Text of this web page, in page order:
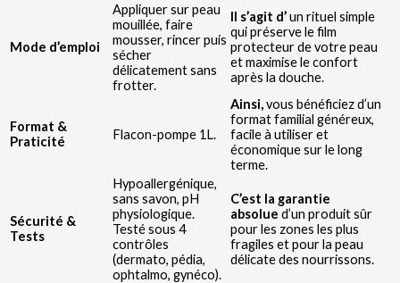
Mode d’emploi
Appliquer sur peau
mouillée, faire
mousser, rincer puis
sécher
délicatement sans
frotter.
Il s’agit d’un rituel simple
qui préserve le film
protecteur de votre peau
et maximise le confort
après la douche.
Format &
Praticité
Flacon-pompe 1L.
Ainsi,vous bénéficiez d’un
format familial généreux,
facile à utiliser et
économique sur le long
terme.
Sécurité &
Tests
Hypoallergénique,
sans savon, pH
physiologique.
Testé sous 4
contrôles
(dermato, pédia,
ophtalmo, gynéco).
C’est la garantie
absolue d’un produit sûr
pour les zones les plus
fragiles et pour la peau
délicate des nourrissons.